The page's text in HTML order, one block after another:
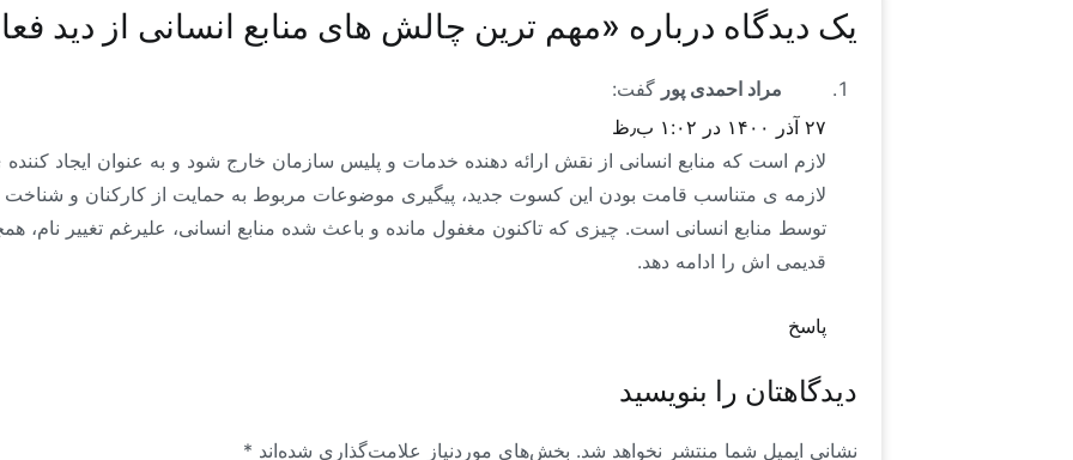
یک دیدگاه درباره «مهم ترین چالش های منابع انسانی از دید
مراد احمدی پور گفت:
۲۷ آذر ۱۴۰۰ در ۱:۰۲ ب٫ظ
لازم است که منابع انسانی از نقش ارائه دهنده خدمات و پلیس سازمان خارج شود و به عنوان ایجاد
لازمه ی متناسب قامت بودن این کسوت جدید، پیگیری موضوعات مربوط به حمایت از کارکنان و شناخت
توسط منابع انسانی است. چیزی که تاکنون مغفول مانده و باعث شده منابع انسانی، علیرغم تغییر نام،
قدیمی اش را ادامه دهد.
پاسخ
دیدگاهتان را بنویسید
نشانی ایمیل شما منتشر نخواهد شد. بخش‌های موردنیاز علامت‌گذاری شده‌اند *